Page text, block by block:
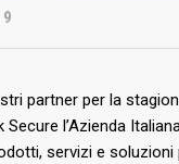
partner per la
l’Azienda
servizi e